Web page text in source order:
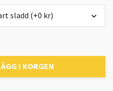
sladd (+0 kr)
I KORGEN